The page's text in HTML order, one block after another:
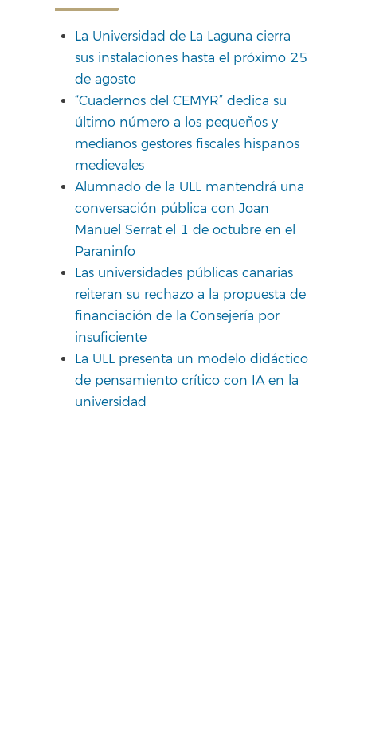
La Universidad de La Laguna cierra
sus instalaciones hasta el próximo 25
de agosto
“Cuadernos del CEMYR” dedica su
último número a los pequeños y
medianos gestores fiscales hispanos
medievales
Alumnado de la ULL mantendrá una
conversación pública con Joan
Manuel Serrat el 1 de octubre en el
Paraninfo
Las universidades públicas canarias
reiteran su rechazo a la propuesta de
financiación de la Consejería por
insuficiente
La ULL presenta un modelo didáctico
de pensamiento crítico con IA en la
universidad